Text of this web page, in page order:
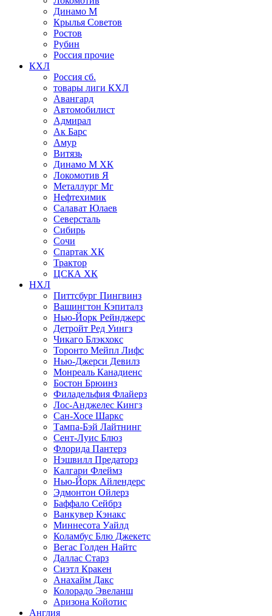
Динамо М
Крылья Советов
Ростов
Рубин
Россия прочие
КХЛ
Россия сб.
товары лиги КХЛ
Авангард
Автомобилист
Адмирал
Ак Барс
Амур
Витязь
Динамо М ХК
Локомотив Я
Металлург Мг
Нефтехимик
Салават Юлаев
Северсталь
Сибирь
Сочи
Спартак ХК
Трактор
ЦСКА ХК
НХЛ
Питтсбург Пингвинз
Вашингтон Кэпиталз
Нью-Йорк Рейнджерс
Детройт Ред Уингз
Чикаго Блэкхокс
Торонто Мейпл Лифс
Нью-Джерси Девилз
Монреаль Канадиенс
Бостон Брюинз
Филадельфия Флайерз
Лос-Анджелес Кингз
Сан-Хосе Шаркс
Тампа-Бэй Лайтнинг
Сент-Луис Блюз
Флорида Пантерз
Нэшвилл Предаторз
Калгари Флеймз
Нью-Йорк Айлендерс
Эдмонтон Ойлерз
Баффало Сейбрз
Ванкувер Кэнакс
Миннесота Уайлд
Коламбус Блю Джекетс
Вегас Голден Найтс
Даллас Старз
Сиэтл Кракен
Анахайм Дакс
Колорадо Эвеланш
Аризона Койотис
Англия